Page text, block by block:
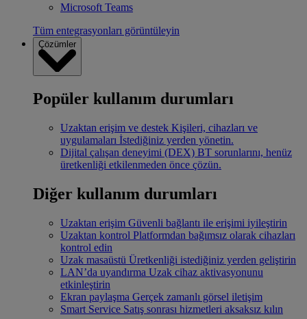
Microsoft Teams
Tüm entegrasyonları görüntüleyin
Çözümler
Popüler kullanım durumları
Uzaktan erişim ve destek Kişileri, cihazları ve
uygulamaları İstediğiniz yerden yönetin.
Dijital çalışan deneyimi (DEX) BT sorunlarını, henüz
üretkenliği etkilenmeden önce çözün.
Diğer kullanım durumları
Uzaktan erişim Güvenli bağlantı ile erişimi iyileştirin
Uzaktan kontrol Platformdan bağımsız olarak cihazları
kontrol edin
Uzak masaüstü Üretkenliği istediğiniz yerden geliştirin
LAN’da uyandırma Uzak cihaz aktivasyonunu
etkinleştirin
Ekran paylaşma Gerçek zamanlı görsel iletişim
Smart Service Satış sonrası hizmetleri aksaksız kılın